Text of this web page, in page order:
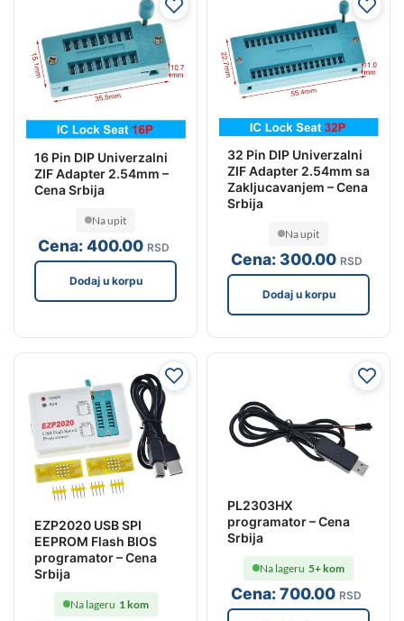
16 Pin DIP Univerzalni
ZIF Adapter 2.54mm –
Cena Srbija
Cena:400.00 RSD
Na upit
Dodaj u korpu
32 Pin DIP Univerzalni
ZIF Adapter 2.54mm sa
Zakljucavanjem – Cena
Srbija
Cena:300.00 RSD
Na upit
Dodaj u korpu
EZP2020 USB SPI
EEPROM Flash BIOS
programator – Cena
Srbija
Na lageru 1 kom
PL2303HX
programator – Cena
Srbija
Cena:700.00 RSD
Na lageru 5+ kom